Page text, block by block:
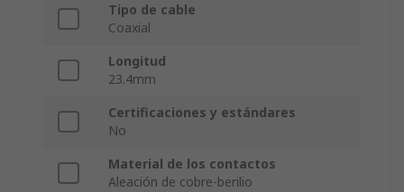
Tipo de cable
Coaxial
Longitud
23.4mm
Certificaciones y estándares
No
Material de los contactos
Aleación de cobre-berilio